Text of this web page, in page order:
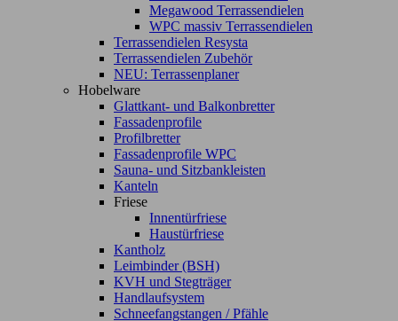
Megawood Terrassendielen
WPC massiv Terrassendielen
Terrassendielen Resysta
Terrassendielen Zubehör
NEU: Terrassenplaner
Hobelware
Glattkant- und Balkonbretter
Fassadenprofile
Profilbretter
Fassadenprofile WPC
Sauna- und Sitzbankleisten
Kanteln
Friese
Innentürfriese
Haustürfriese
Kantholz
Leimbinder (BSH)
KVH und Stegträger
Handlaufsystem
Schneefangstangen / Pfähle